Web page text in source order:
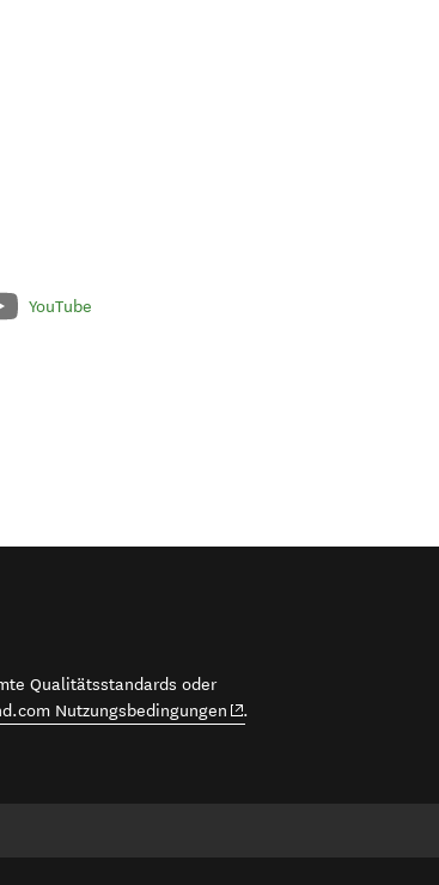
YouTube
Qualitätsstandards oder
Nutzungsbedingungen (opens in new window)
.